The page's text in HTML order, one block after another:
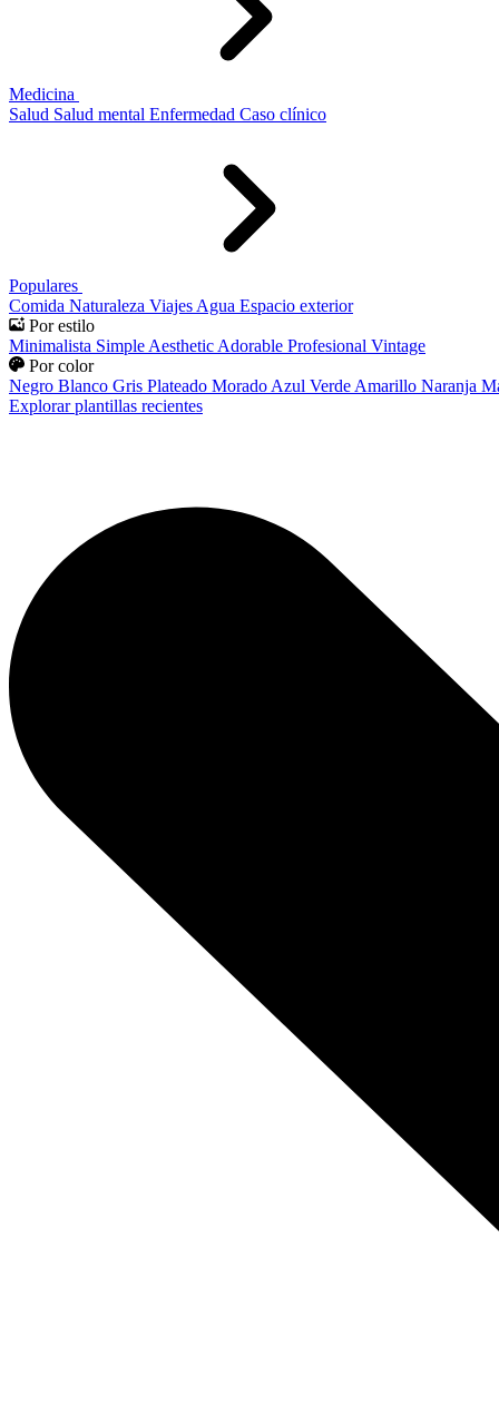
Medicina
Salud Salud mental Enfermedad Caso clínico
Populares
Comida Naturaleza Viajes Agua Espacio exterior
Por estilo
Minimalista Simple Aesthetic Adorable Profesional Vintage
Por color
Negro Blanco Gris Plateado Morado Azul Verde Amarillo Naranja
Explorar plantillas recientes